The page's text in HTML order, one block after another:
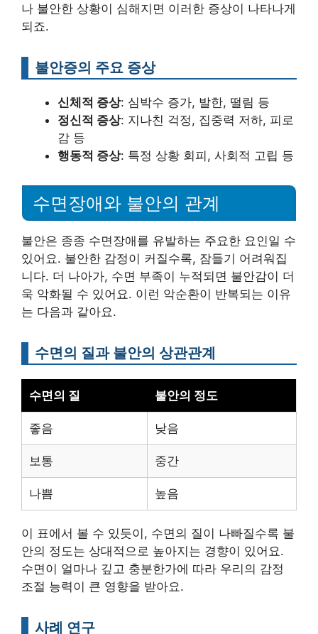
나 불안한 상황이 심해지면 이러한 증상이 나타나게
되죠.
불안증의 주요 증상
신체적 증상: 심박수 증가, 발한, 떨림 등
정신적 증상: 지나친 걱정, 집중력 저하, 피로
감 등
행동적 증상: 특정 상황 회피, 사회적 고립 등
수면장애와 불안의 관계
불안은 종종 수면장애를 유발하는 주요한 요인일 수
있어요. 불안한 감정이 커질수록, 잠들기 어려워집
니다. 더 나아가, 수면 부족이 누적되면 불안감이 더
욱 악화될 수 있어요. 이런 악순환이 반복되는 이유
는 다음과 같아요.
수면의 질과 불안의 상관관계
수면의 질 불안의 정도
좋음 낮음
보통 중간
나쁨 높음
이 표에서 볼 수 있듯이, 수면의 질이 나빠질수록 불
안의 정도는 상대적으로 높아지는 경향이 있어요.
수면이 얼마나 깊고 충분한가에 따라 우리의 감정
조절 능력이 큰 영향을 받아요.
사례 연구